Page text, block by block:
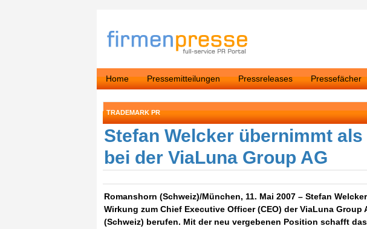
Home Pressemitteilungen Pressreleases Pressefächer
TRADEMARK PR
Stefan Welcker übernimmt als
bei der ViaLuna Group AG
Romanshorn (Schweiz)/München, 11. Mai 2007 – Stefan
Wirkung zum Chief Executive Officer (CEO) der ViaLuna Group
(Schweiz) berufen. Mit der neu vergebenen Position schafft